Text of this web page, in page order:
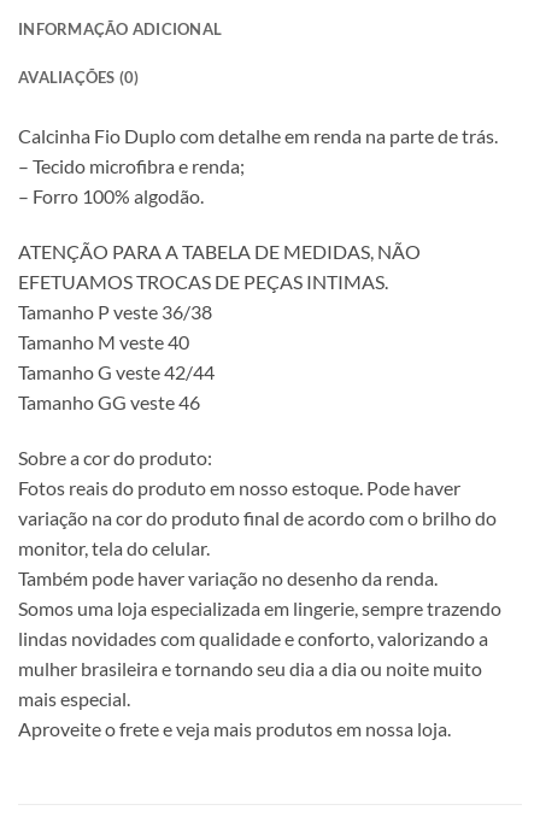
INFORMAÇÃO ADICIONAL
AVALIAÇÕES (0)
Calcinha Fio Duplo com detalhe em renda na parte de trás.
– Tecido microfibra e renda;
– Forro 100% algodão.
ATENÇÃO PARA A TABELA DE MEDIDAS, NÃO
EFETUAMOS TROCAS DE PEÇAS INTIMAS.
Tamanho P veste 36/38
Tamanho M veste 40
Tamanho G veste 42/44
Tamanho GG veste 46
Sobre a cor do produto:
Fotos reais do produto em nosso estoque. Pode haver
variação na cor do produto final de acordo com o brilho do
monitor, tela do celular.
Também pode haver variação no desenho da renda.
Somos uma loja especializada em lingerie, sempre trazendo
lindas novidades com qualidade e conforto, valorizando a
mulher brasileira e tornando seu dia a dia ou noite muito
mais especial.
Aproveite o frete e veja mais produtos em nossa loja.